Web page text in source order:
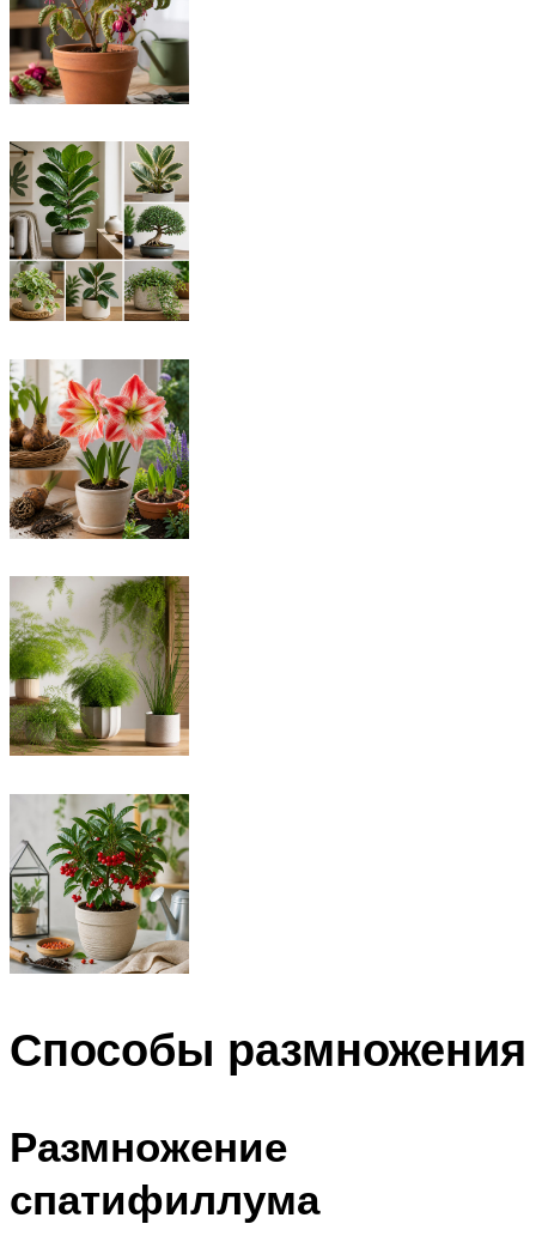
Способы размножения
Размножение
спатифиллума